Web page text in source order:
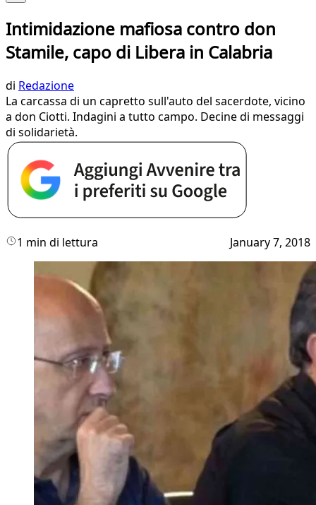
Intimidazione mafiosa contro don
Stamile, capo di Libera in Calabria
di Redazione
La carcassa di un capretto sull'auto del sacerdote, vicino
a don Ciotti. Indagini a tutto campo. Decine di messaggi
di solidarietà.
1 min di lettura January 7, 2018